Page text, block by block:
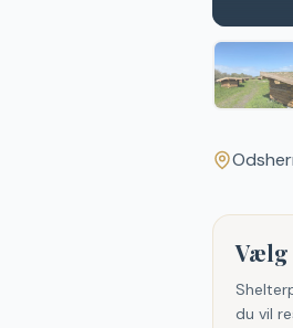
Vælg
du vil